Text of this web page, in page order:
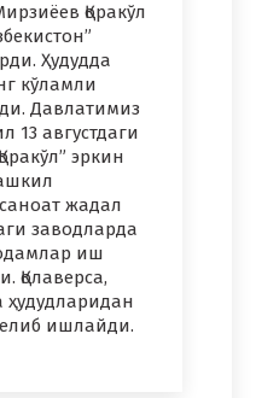
Қоракўл
Ҳудудда
кўламли
Давлатимиз
13 августдаги
эркин
жадал
заводларда
иш
Қолаверса,
ишлайди.